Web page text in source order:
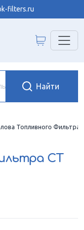
filters.ru
Топливного Фильтра
CT